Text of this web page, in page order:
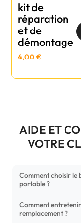
kit de
réparation
et de
démontage
4,00 €
AIDE ET
VOTRE
Comment choisir le
portable ?
Pour ne pas vous
votre clavier
Comment
remplacement ?